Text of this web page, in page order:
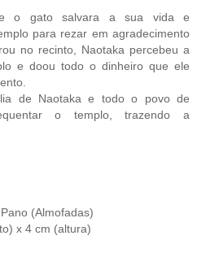
o gato salvara a sua vida e
para rezar em agradecimento
no recinto, Naotaka percebeu a
e doou todo o dinheiro que ele
de Naotaka e todo o povo de
o templo, trazendo a
(Almofadas)
x 4 cm (altura)